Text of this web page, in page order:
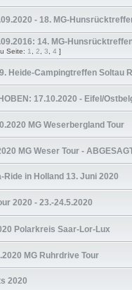
- 18. MG-
14. MG-
Seite: 1 2 3 4 ]
Heide-Campingtreffen Soltau
17.10.2020 - Eifel/
MG Weserbergland Tour
MG Weser Tour -
Ride in Holland 13. Juni 2020
2020 - 23.-24.5.2020
Polarkreis Saar-Lor-Lux
MG Ruhrdrive Tour
2020